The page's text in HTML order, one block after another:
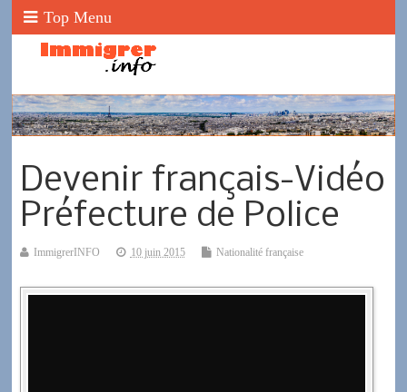
Top Menu
Devenir français-Vidéo
Préfecture de Police
ImmigrerINFO 10 juin 2015 Nationalité française